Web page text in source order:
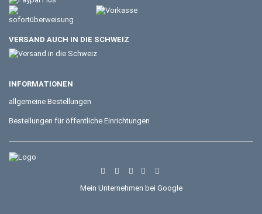
VERSAND AUCH IN DIE SCHWEIZ
INFORMATIONEN
allgemeine Bestellungen
Bestellungen für öffentliche Einrichtungen
Mein Unternehmen bei Google